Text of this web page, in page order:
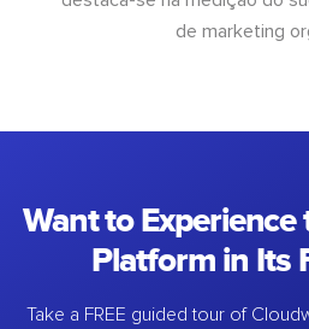
de marketing
Want to
Platform in Its
Take a FREE guided tour of